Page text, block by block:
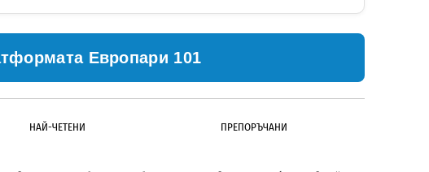
Европари 101
НАЙ-ЧЕТЕНИ ПРЕПОРЪЧАНИ